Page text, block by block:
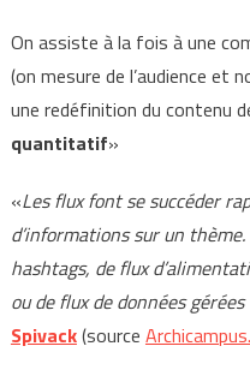
On assiste à la fois à une
(on mesure de l’audience et
une redéfinition du contenu
quantitatif»
«Les flux font se succéder
d’informations sur un
hashtags, de flux
ou de flux de données
Spivack(source